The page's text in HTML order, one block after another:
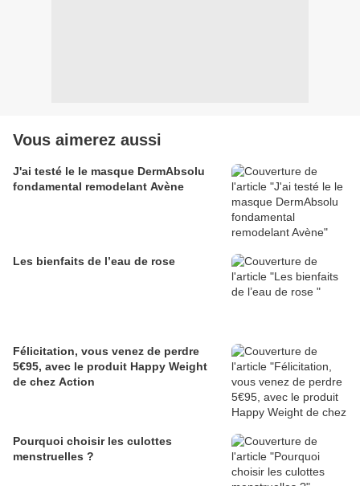
Vous aimerez aussi
J'ai testé le le masque DermAbsolu
fondamental remodelant Avène
Les bienfaits de l’eau de rose
Félicitation, vous venez de perdre
5€95, avec le produit Happy Weight
de chez Action
Pourquoi choisir les culottes
menstruelles ?